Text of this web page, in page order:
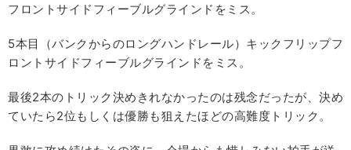
フロントサイドフィーブルグラインドをミス。
5本目（バンクからのロングハンドレール）キックフリップフ
ロントサイドフィーブルグラインドをミス。
最後2本のトリック決めきれなかったのは残念だったが、決め
ていたら2位もしくは優勝も狙えたほどの高難度トリック。